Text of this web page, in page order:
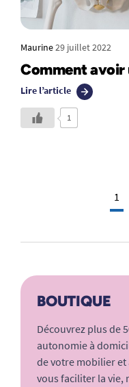
Maurine29 juillet 2022
Comment avoir
Lire l’article
1
1
BOUTIQUE
Découvrez plus de
autonomie à
de votre mobilier
vous faciliter la vie,